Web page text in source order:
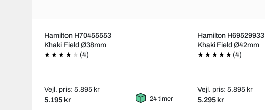
Hamilton H70455553
Khaki Field Ø38mm
(4)
Vejl. pris: 5.895 kr
5.195 kr 24 timer
Hamilton H69529933
Khaki Field Ø42mm
(4)
Vejl. pris: 5.895 kr
5.295 kr